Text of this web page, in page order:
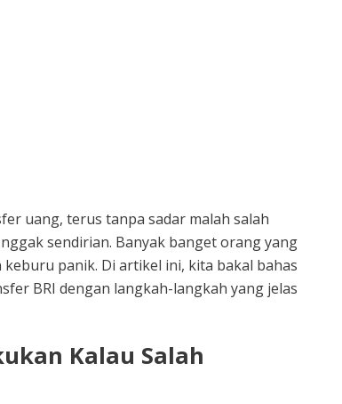
uang, terus tanpa sadar malah salah
sendirian. Banyak banget orang yang
panik. Di artikel ini, kita bakal bahas
BRI dengan langkah-langkah yang jelas
Kalau Salah